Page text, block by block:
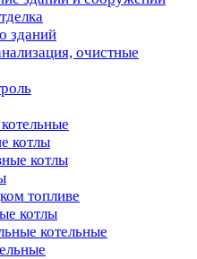
зданий
очистные
котлы
котлы
топливе
котлы
котельные